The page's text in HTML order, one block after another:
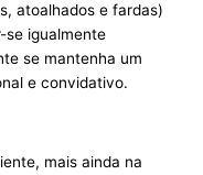
atoalhados e fardas)
se igualmente
se mantenha um
e convidativo.
mais ainda na